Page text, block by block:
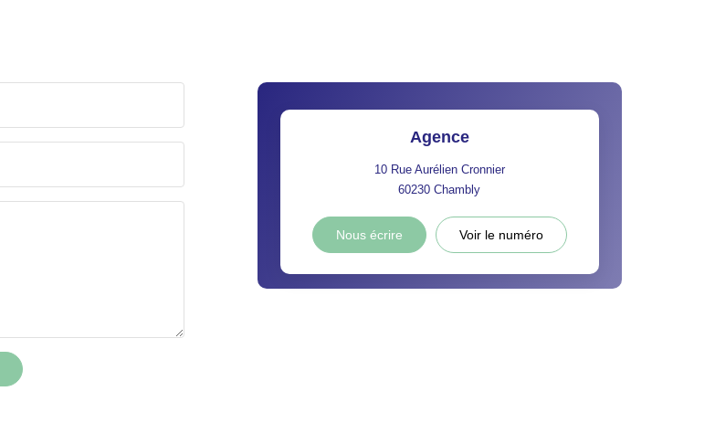
Agence
10 Rue Aurélien Cronnier
60230Chambly
Nous écrire Voir le numéro